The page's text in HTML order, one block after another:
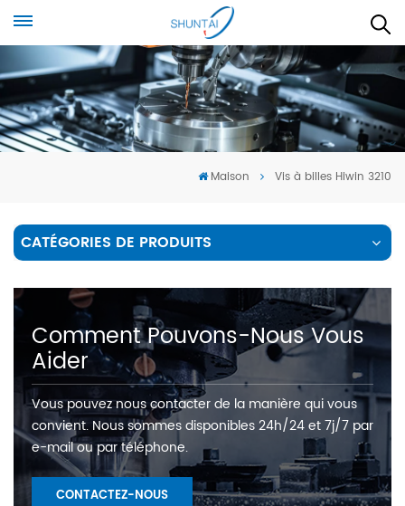
Maison Vis à billes Hiwin 3210
CATÉGORIES DE PRODUITS
Comment Pouvons-Nous Vous
Aider
Vous pouvez nous contacter de la manière qui vous
convient. Nous sommes disponibles 24h/24 et 7j/7 par
e-mail ou par téléphone.
CONTACTEZ-NOUS